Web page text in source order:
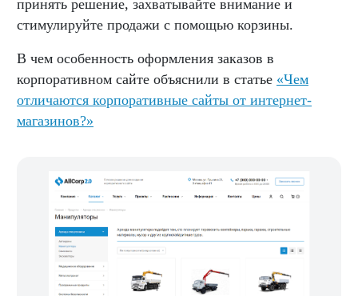
принять решение, захватывайте внимание и
стимулируйте продажи с помощью корзины.
В чем особенность оформления заказов в
корпоративном сайте объяснили в статье «Чем
отличаются корпоративные сайты от интернет-
магазинов?»